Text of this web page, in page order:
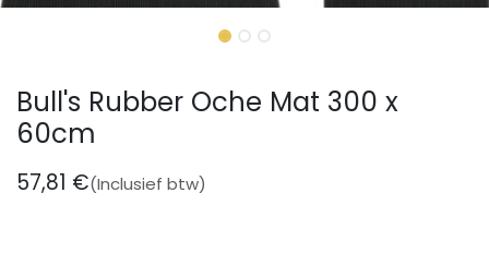
Bull's Rubber Oche Mat 300 x
60cm
57,81 €(Inclusief btw)